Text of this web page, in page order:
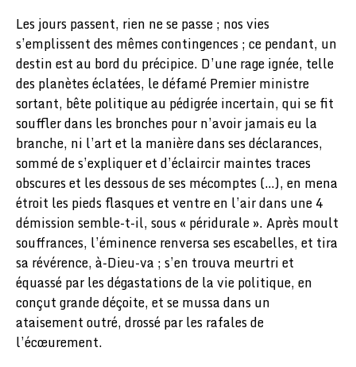
Les jours passent, rien ne se passe ; nos vies
s’emplissent des mêmes contingences ; ce pendant, un
destin est au bord du précipice. D’une rage ignée, telle
des planètes éclatées, le défamé Premier ministre
sortant, bête politique au pédigrée incertain, qui se fit
souffler dans les bronches pour n’avoir jamais eu la
branche, ni l’art et la manière dans ses déclarances,
sommé de s’expliquer et d’éclaircir maintes traces
obscures et les dessous de ses mécomptes (…), en mena
étroit les pieds flasques et ventre en l’air dans une 4
démission semble-t-il, sous « péridurale ». Après moult
souffrances, l’éminence renversa ses escabelles, et tira
sa révérence, à-Dieu-va ; s’en trouva meurtri et
équassé par les dégastations de la vie politique, en
conçut grande déçoite, et se mussa dans un
ataisement outré, drossé par les rafales de
l’écœurement.